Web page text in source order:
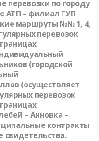
перевозки по городу
АТП – филиал ГУП
маршруты №№ 1, 4,
перевозок
(городской
(осуществляет
перевозок
– Анновка –
контракты